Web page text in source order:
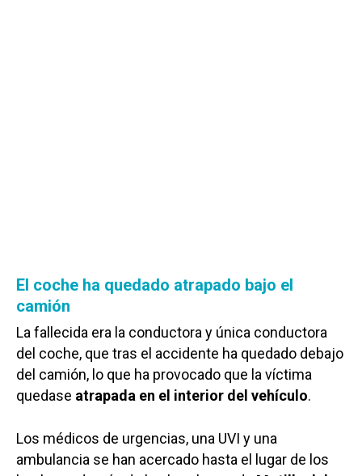
El coche ha quedado atrapado bajo el
camión
La fallecida era la conductora y única conductora
del coche, que tras el accidente ha quedado debajo
del camión, lo que ha provocado que la víctima
quedase atrapada en el interior del vehículo.
Los médicos de urgencias, una UVI y una
ambulancia se han acercado hasta el lugar de los